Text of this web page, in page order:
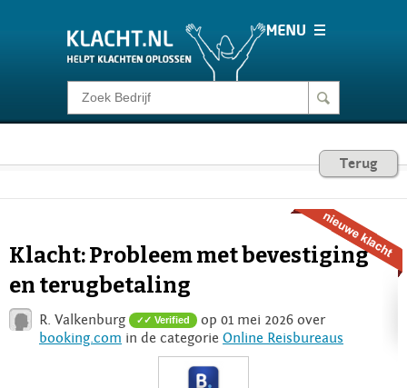
Klacht melden
Consumentenrecht
Voor Bedrijven
Login
Terug
Klacht: Probleem met bevestiging
en terugbetaling
R. Valkenburg ✓ Verified
op 01 mei 2026 over
booking.com in de categorie Online Reisbureaus